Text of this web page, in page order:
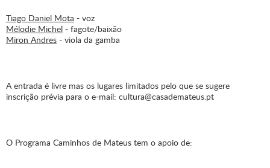
Tiago Daniel Mota - voz
Mélodie Michel - fagote/baixão
Miron Andres - viola da gamba
A entrada é livre mas os lugares limitados pelo que se sugere
inscrição prévia para o e-mail: cultura@casademateus.pt
O Programa Caminhos de Mateus tem o apoio de: